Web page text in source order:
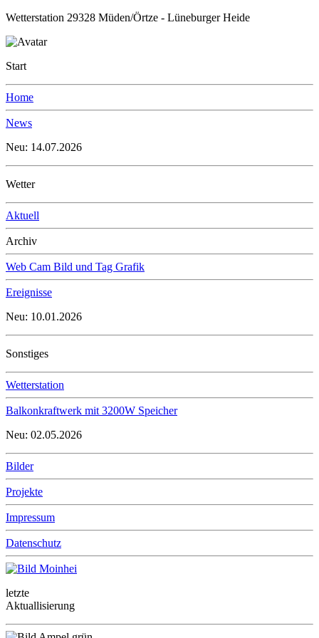
Wetterstation 29328 Müden/Örtze - Lüneburger Heide
Start
Home
News
Neu: 14.07.2026
Wetter
Aktuell
Archiv
Web Cam Bild und Tag Grafik
Ereignisse
Neu: 10.01.2026
Sonstiges
Wetterstation
Balkonkraftwerk mit 3200W Speicher
Neu: 02.05.2026
Bilder
Projekte
Impressum
Datenschutz
letzte
Aktuallisierung